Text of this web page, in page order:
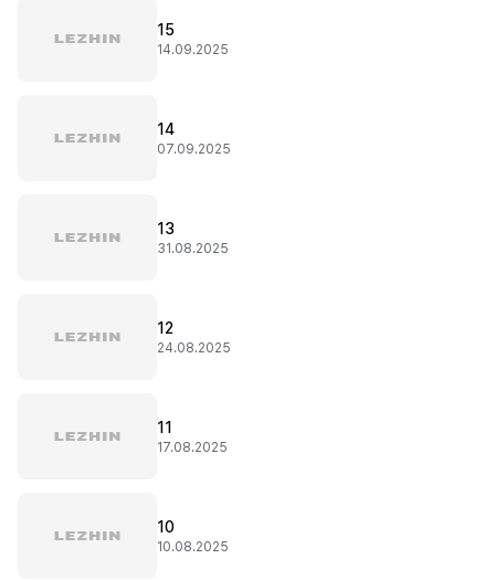
15
14.09.2025
14
07.09.2025
13
31.08.2025
12
24.08.2025
11
17.08.2025
10
10.08.2025